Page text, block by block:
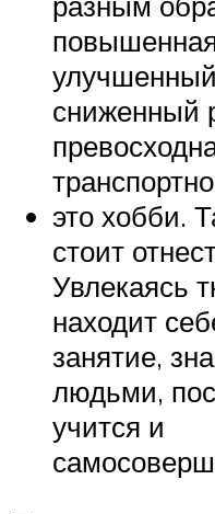
улучшенный
сниженный
это хобби.
стоит
Увлекаясь
находит
занятие,
людьми,
учится и